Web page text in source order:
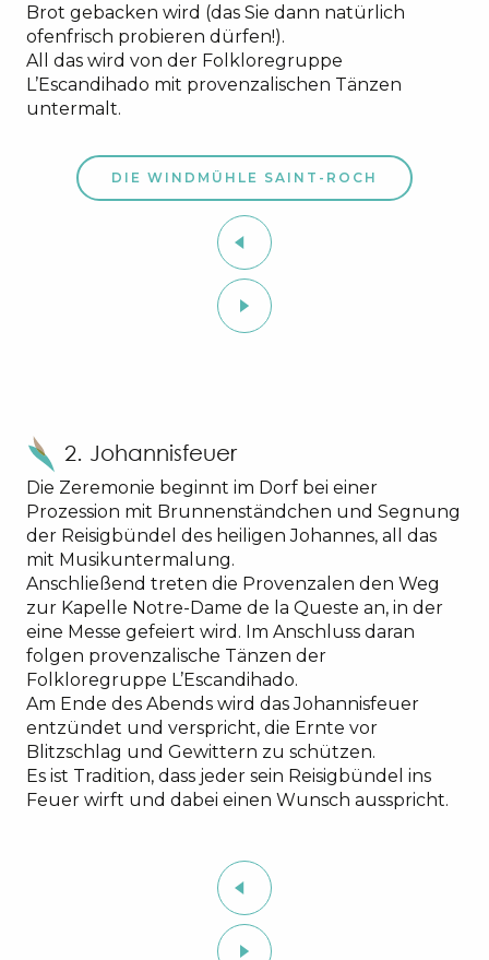
Brot gebacken wird (das Sie dann natürlich
ofenfrisch probieren dürfen!).
All das wird von der Folkloregruppe
L’Escandihado mit provenzalischen Tänzen
untermalt.
DIE WINDMÜHLE SAINT-ROCH
2. Johannisfeuer
Die Zeremonie beginnt im Dorf bei einer
Prozession mit Brunnenständchen und Segnung
der Reisigbündel des heiligen Johannes, all das
mit Musikuntermalung.
Anschließend treten die Provenzalen den Weg
zur Kapelle Notre-Dame de la Queste an, in der
eine Messe gefeiert wird. Im Anschluss daran
folgen provenzalische Tänzen der
Folkloregruppe L’Escandihado.
Am Ende des Abends wird das Johannisfeuer
entzündet und verspricht, die Ernte vor
Blitzschlag und Gewittern zu schützen.
Es ist Tradition, dass jeder sein Reisigbündel ins
Feuer wirft und dabei einen Wunsch ausspricht.